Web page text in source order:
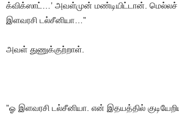
க்விக்ஸாட்
…’ அவள்முன் மண்டியிட்டான் மெல்லச்
இளவரசி டல்சீனியா …”
அவள் துணுக்குற்றாள்
”ஓ இளவரசி டல்சீனியா என் இதயத்தில்